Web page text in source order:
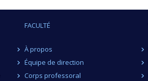
FACULTÉ
À propos
Équipe de direction
Corps professoral